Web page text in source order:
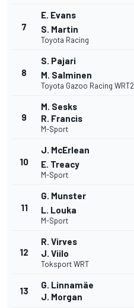
7
E. Evans
S. Martin
Toyota Racing
8
S. Pajari
M. Salminen
Toyota Gazoo Racing WRT2
9
M. Sesks
R. Francis
M-Sport
10
J. McErlean
E. Treacy
M-Sport
11
G. Munster
L. Louka
M-Sport
12
R. Virves
J. Viilo
Toksport WRT
13
G. Linnamäe
J. Morgan